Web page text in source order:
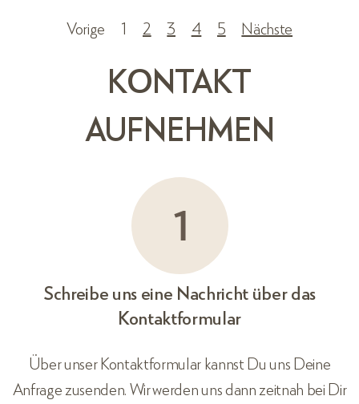
Vorige 1 2 3 4 5 Nächste
KONTAKT
AUFNEHMEN
Schreibe uns eine Nachricht über das
Kontaktformular
Über unser Kontaktformular kannst Du uns Deine
Anfrage zusenden. Wir werden uns dann zeitnah bei Dir